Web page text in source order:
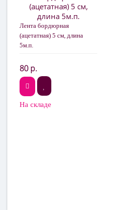
Лента бордюрная
(ацетатная) 5 см, длина
5м.п.
80 р.
На складе